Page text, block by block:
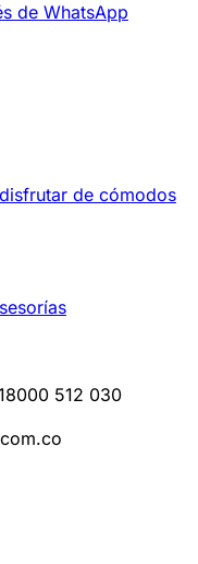
de WhatsApp
de cómodos
512 030